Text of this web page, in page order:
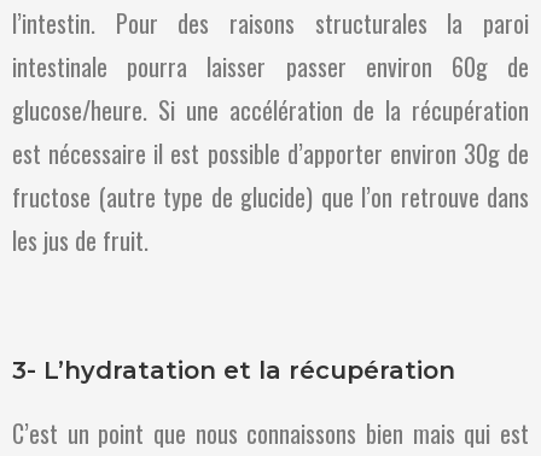
l’intestin. Pour des raisons structurales la paroi
intestinale pourra laisser passer environ 60g de
glucose/heure. Si une accélération de la récupération
est nécessaire il est possible d’apporter environ 30g de
fructose (autre type de glucide) que l’on retrouve dans
les jus de fruit.
3- L’hydratation et la récupération
C’est un point que nous connaissons bien mais qui est